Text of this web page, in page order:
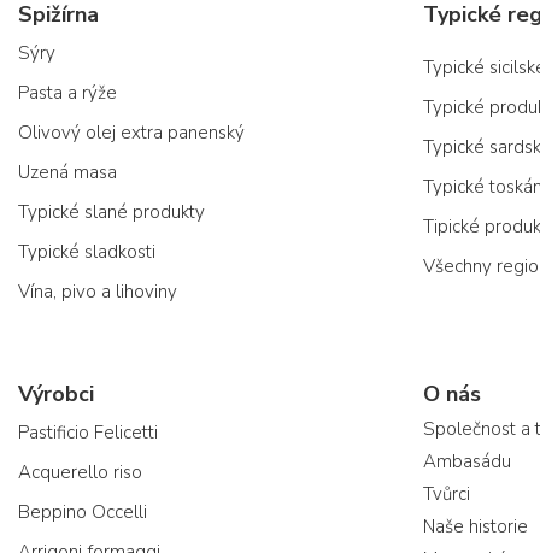
Spižírna
Sýry
Pasta a rýže
Olivový olej extra panenský
Uzená masa
Typické slané produkty
Typické sladkosti
Vína, pivo a lihoviny
Typické
Typické
Typické
Typické
Typické
Tipické
Všechny
Výrobci
Pastificio Felicetti
Acquerello riso
Beppino Occelli
O nás
Společnost a
Ambasádu
Tvůrci
Naše historie